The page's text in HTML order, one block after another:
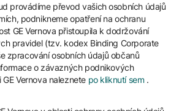
provádíme převod vašich osobních údajů
podnikneme opatření na ochranu
GE Vernova přistoupila k dodržování
pravidel (tzv. kodex Binding Corporate
zpracování osobních údajů občanů
o závazných podnikových
Vernova naleznete po kliknutí sem .